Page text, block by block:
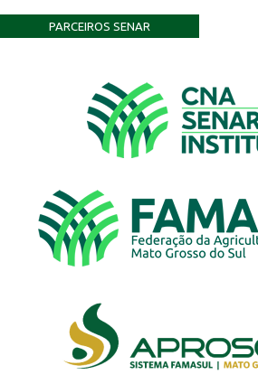
PARCEIROS SENAR